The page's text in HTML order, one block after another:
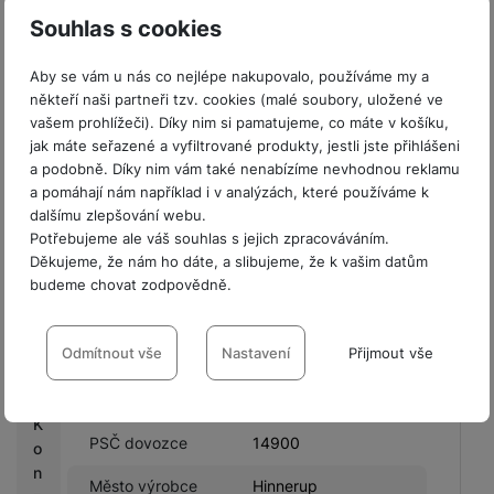
Souhlas s cookies
Aby se vám u nás co nejlépe nakupovalo, používáme my a
někteří naši partneři tzv. cookies (malé soubory, uložené ve
vašem prohlížeči). Díky nim si pamatujeme, co máte v košíku,
jak máte seřazené a vyfiltrované produkty, jestli jste přihlášeni
a podobně. Díky nim vám také nenabízíme nevhodnou reklamu
a pomáhají nám například i v analýzách, které používáme k
dalšímu zlepšování webu.
Potřebujeme ale váš souhlas s jejich zpracováváním.
Děkujeme, že nám ho dáte, a slibujeme, že k vašim datům
budeme chovat zodpovědně.
Nastavení souhlasů s kategoriemi
cookies
VŽDY AKTIVNÍ
Technické cookies umožňují váš průchod nákupním košíkem,
Odmítnout vše Nastavení Přijmout vše
a
s
h
c
k
G
K
o
n
Městská oblast
výrobce
Delta 8,8382
Hinnerup,Denmark
Země výrobce DK
PSČ výrobce 8382
Název dovozce
TD SYNNEX Czech
s.r.o.
Ulice dovozce
Městská oblast
výrobce
Praha 11
PSČ dovozce 14900
Město výrobce Hinnerup